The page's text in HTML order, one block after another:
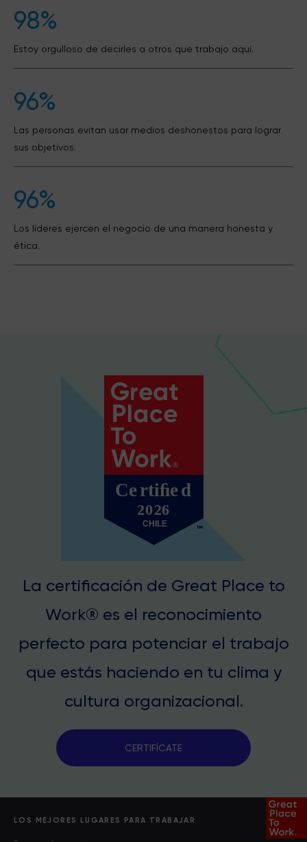
98%
Estoy orgulloso de decirles a otros que trabajo aquí.
96%
Las personas evitan usar medios deshonestos para lograr
sus objetivos.
96%
Los líderes ejercen el negocio de una manera honesta y
ética.
La certificación de Great Place to
Work® es el reconocimiento
perfecto para potenciar el trabajo
que estás haciendo en tu clima y
cultura organizacional.
CERTIFÍCATE
LOS MEJORES LUGARES PARA TRABAJAR